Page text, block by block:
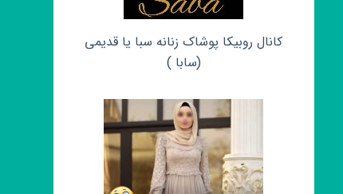
کانال روبیکا پوشاک زنانه سبا یا قدیمی
(سابا )